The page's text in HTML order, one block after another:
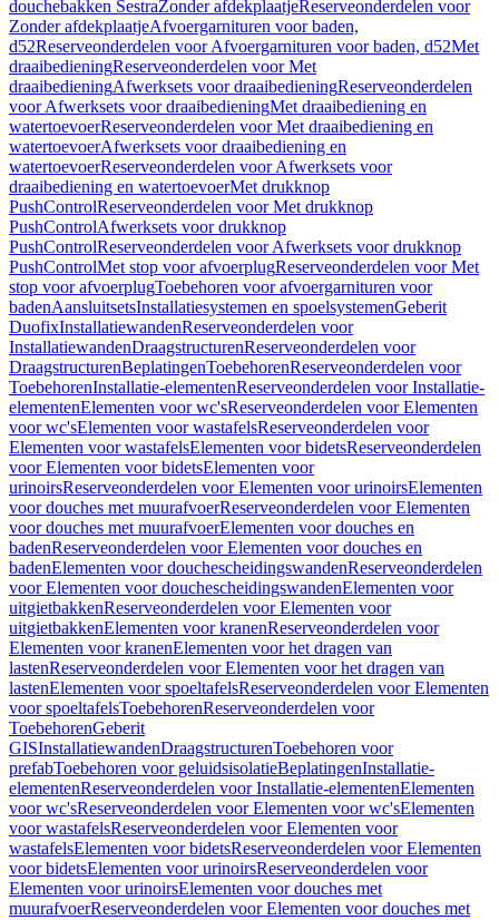
douchebakken SestraZonder afdekplaatjeReserveonderdelen voor
Zonder afdekplaatjeAfvoergarnituren voor baden,
d52Reserveonderdelen voor Afvoergarnituren voor baden, d52Met
draaibedieningReserveonderdelen voor Met
draaibedieningAfwerksets voor draaibedieningReserveonderdelen
voor Afwerksets voor draaibedieningMet draaibediening en
watertoevoerReserveonderdelen voor Met draaibediening en
watertoevoerAfwerksets voor draaibediening en
watertoevoerReserveonderdelen voor Afwerksets voor
draaibediening en watertoevoerMet drukknop
PushControlReserveonderdelen voor Met drukknop
PushControlAfwerksets voor drukknop
PushControlReserveonderdelen voor Afwerksets voor drukknop
PushControlMet stop voor afvoerplugReserveonderdelen voor Met
stop voor afvoerplugToebehoren voor afvoergarnituren voor
badenAansluitsetsInstallatiesystemen en spoelsystemenGeberit
DuofixInstallatiewandenReserveonderdelen voor
InstallatiewandenDraagstructurenReserveonderdelen voor
DraagstructurenBeplatingenToebehorenReserveonderdelen voor
ToebehorenInstallatie-elementenReserveonderdelen voor Installatie-
elementenElementen voor wc'sReserveonderdelen voor Elementen
voor wc'sElementen voor wastafelsReserveonderdelen voor
Elementen voor wastafelsElementen voor bidetsReserveonderdelen
voor Elementen voor bidetsElementen voor
urinoirsReserveonderdelen voor Elementen voor urinoirsElementen
voor douches met muurafvoerReserveonderdelen voor Elementen
voor douches met muurafvoerElementen voor douches en
badenReserveonderdelen voor Elementen voor douches en
badenElementen voor douchescheidingswandenReserveonderdelen
voor Elementen voor douchescheidingswandenElementen voor
uitgietbakkenReserveonderdelen voor Elementen voor
uitgietbakkenElementen voor kranenReserveonderdelen voor
Elementen voor kranenElementen voor het dragen van
lastenReserveonderdelen voor Elementen voor het dragen van
lastenElementen voor spoeltafelsReserveonderdelen voor Elementen
voor spoeltafelsToebehorenReserveonderdelen voor
ToebehorenGeberit
GISInstallatiewandenDraagstructurenToebehoren voor
prefabToebehoren voor geluidsisolatieBeplatingenInstallatie-
elementenReserveonderdelen voor Installatie-elementenElementen
voor wc'sReserveonderdelen voor Elementen voor wc'sElementen
voor wastafelsReserveonderdelen voor Elementen voor
wastafelsElementen voor bidetsReserveonderdelen voor Elementen
voor bidetsElementen voor urinoirsReserveonderdelen voor
Elementen voor urinoirsElementen voor douches met
muurafvoerReserveonderdelen voor Elementen voor douches met